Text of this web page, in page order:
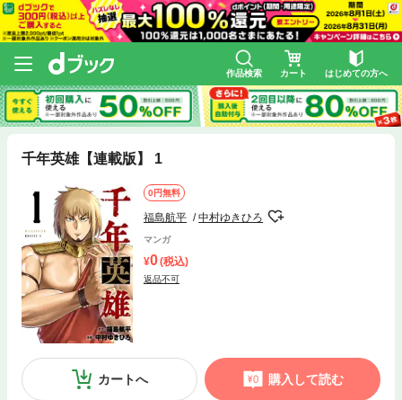
作品検索 カート はじめての方へ
千年英雄【連載版】 1
0円無料
福島航平 中村ゆきひろ
マンガ
0(税込)
返品不可
カートへ 購入して読む